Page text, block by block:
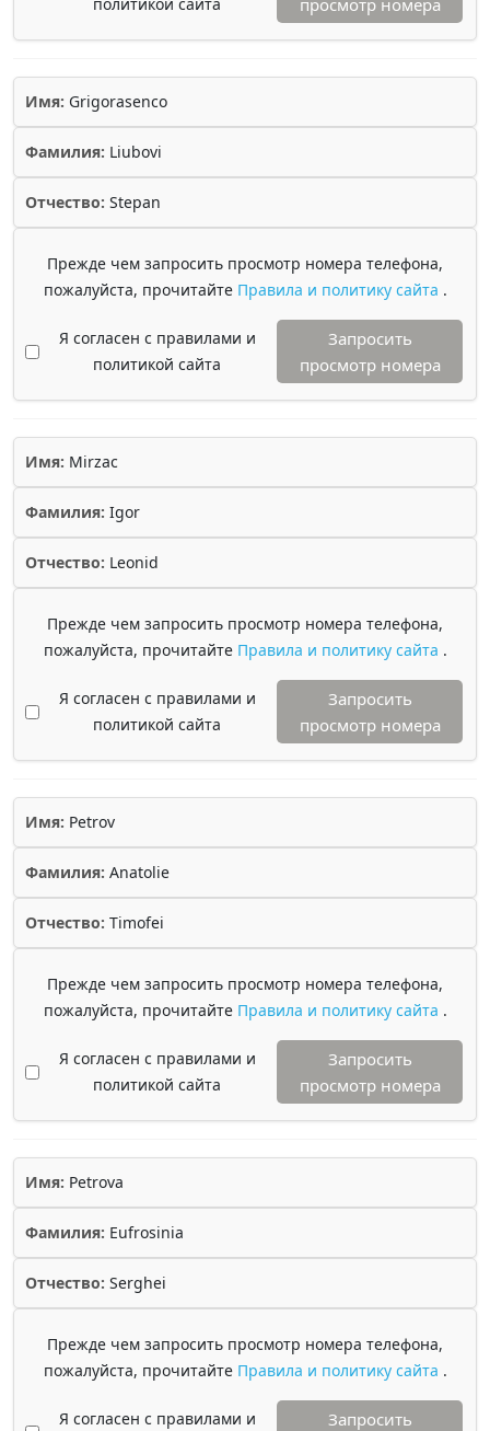
просмотр номера
Имя: Grigorasenco
Фамилия: Liubovi
Отчество: Stepan
Прежде чем запросить просмотр номера телефона,
пожалуйста, прочитайте Правила и политику сайта .
Я согласен с правилами и
политикой сайта
Запросить
просмотр номера
Имя: Mirzac
Фамилия: Igor
Отчество: Leonid
Прежде чем запросить просмотр номера телефона,
пожалуйста, прочитайте Правила и политику сайта .
Я согласен с правилами и
политикой сайта
Запросить
просмотр номера
Имя: Petrov
Фамилия: Anatolie
Отчество: Timofei
Прежде чем запросить просмотр номера телефона,
пожалуйста, прочитайте Правила и политику сайта .
Я согласен с правилами и
политикой сайта
Запросить
просмотр номера
Имя: Petrova
Фамилия: Eufrosinia
Отчество: Serghei
Прежде чем запросить просмотр номера телефона,
пожалуйста, прочитайте Правила и политику сайта .
Я согласен с правилами и
Запросить